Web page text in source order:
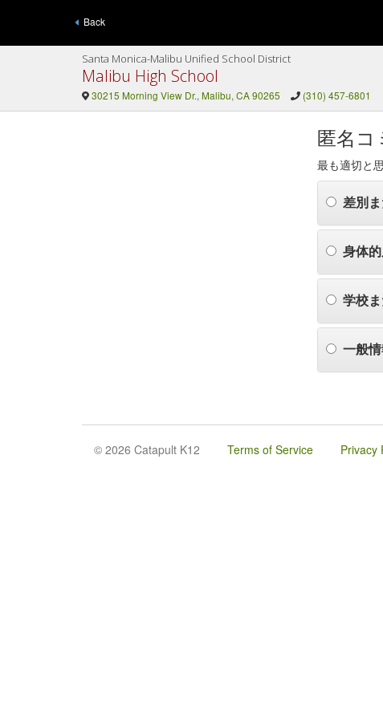
Back
Santa Monica-Malibu Unified School District
Malibu High School
30215 Morning View Dr., Malibu, CA 90265 (310) 457-6801
匿名コ
最も適切と
差別
身体
学校
一般
© 2026 Catapult K12 Terms of Service Privacy